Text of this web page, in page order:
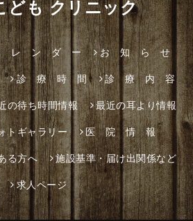
ども クリニック
レ ン ダ ー お 知 ら せ
診 療 時 間 診 療 内 容
の待ち時間情報 最近の耳より情報
トギャラリー 医 院 情 報
る方へ 施設基準・届け出関係など
求人ページ